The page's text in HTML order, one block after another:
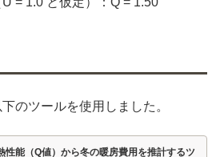
のツールを使用しました。
性能（Q値）から冬の暖房費用を推計するツ